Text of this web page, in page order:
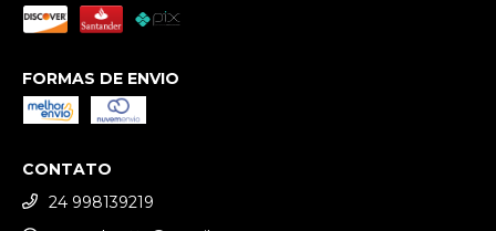
FORMAS DE ENVIO
CONTATO
24 998139219